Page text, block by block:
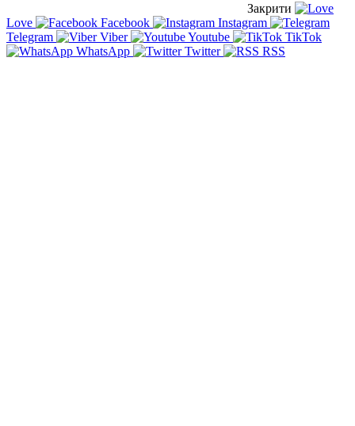
Закрити
Love
Facebook
Instagram
Telegram
Viber Youtube
TikTok
WhatsApp
Twitter RSS